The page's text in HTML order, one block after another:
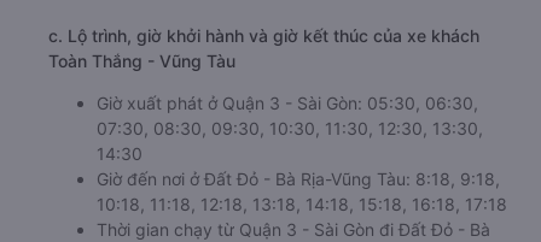
c. Lộ trình, giờ khởi hành và giờ kết thúc của xe khách
Toàn Thắng - Vũng Tàu
Giờ xuất phát ở Quận 3 - Sài Gòn: 05:30, 06:30,
07:30, 08:30, 09:30, 10:30, 11:30, 12:30, 13:30,
14:30
Giờ đến nơi ở Đất Đỏ - Bà Rịa-Vũng Tàu: 8:18, 9:18,
10:18, 11:18, 12:18, 13:18, 14:18, 15:18, 16:18, 17:18
Thời gian chạy từ Quận 3 - Sài Gòn đi Đất Đỏ - Bà